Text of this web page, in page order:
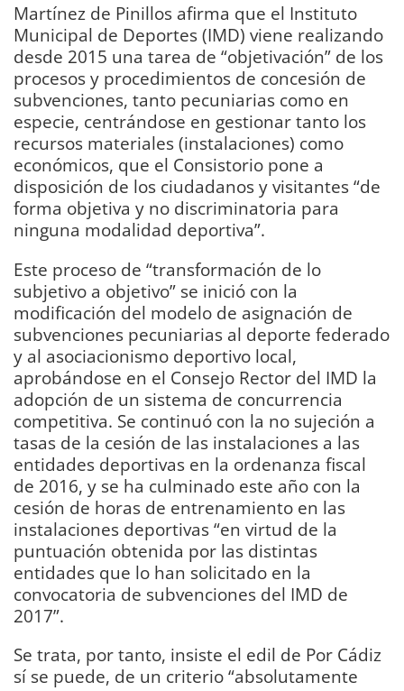
Martínez de Pinillos afirma que el Instituto
Municipal de Deportes (IMD) viene realizando
desde 2015 una tarea de “objetivación” de los
procesos y procedimientos de concesión de
subvenciones, tanto pecuniarias como en
especie, centrándose en gestionar tanto los
recursos materiales (instalaciones) como
económicos, que el Consistorio pone a
disposición de los ciudadanos y visitantes “de
forma objetiva y no discriminatoria para
ninguna modalidad deportiva”.
Este proceso de “transformación de lo
subjetivo a objetivo” se inició con la
modificación del modelo de asignación de
subvenciones pecuniarias al deporte federado
y al asociacionismo deportivo local,
aprobándose en el Consejo Rector del IMD la
adopción de un sistema de concurrencia
competitiva. Se continuó con la no sujeción a
tasas de la cesión de las instalaciones a las
entidades deportivas en la ordenanza fiscal
de 2016, y se ha culminado este año con la
cesión de horas de entrenamiento en las
instalaciones deportivas “en virtud de la
puntuación obtenida por las distintas
entidades que lo han solicitado en la
convocatoria de subvenciones del IMD de
2017”.
Se trata, por tanto, insiste el edil de Por Cádiz
sí se puede, de un criterio “absolutamente